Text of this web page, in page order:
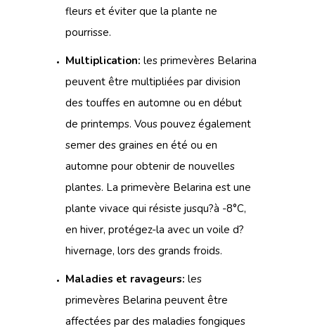
fleurs et éviter que la plante ne
pourrisse.
Multiplication: les primevères Belarina
peuvent être multipliées par division
des touffes en automne ou en début
de printemps. Vous pouvez également
semer des graines en été ou en
automne pour obtenir de nouvelles
plantes. La primevère Belarina est une
plante vivace qui résiste jusqu?à -8°C,
en hiver, protégez-la avec un voile d?
hivernage, lors des grands froids.
Maladies et ravageurs: les
primevères Belarina peuvent être
affectées par des maladies fongiques